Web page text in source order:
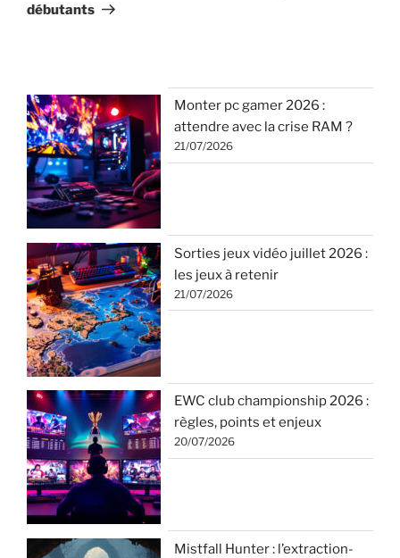
débutants
Monter pc gamer 2026 :
attendre avec la crise RAM ?
21/07/2026
Sorties jeux vidéo juillet 2026 :
les jeux à retenir
21/07/2026
EWC club championship 2026 :
règles, points et enjeux
20/07/2026
Mistfall Hunter : l’extraction-